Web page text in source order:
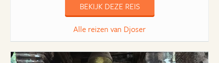
BEKIJK DEZE REIS
Alle reizen van Djoser